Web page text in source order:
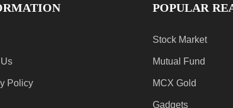
Policy
POPULAR
Stock Market
Mutual Fund
MCX Gold
Gadgets